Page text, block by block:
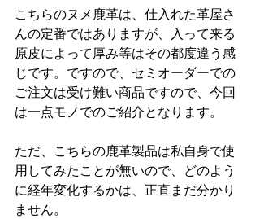
こちらのヌメ鹿革は、仕入れた革屋さ
んの定番ではありますが、入って来る
原皮によって厚み等はその都度違う感
じです。ですので、セミオーダーでの
ご注文は受け難い商品ですので、今回
は一点モノでのご紹介となります。
ただ、こちらの鹿革製品は私自身で使
用してみたことが無いので、どのよう
に経年変化するかは、正直まだ分かり
ません。